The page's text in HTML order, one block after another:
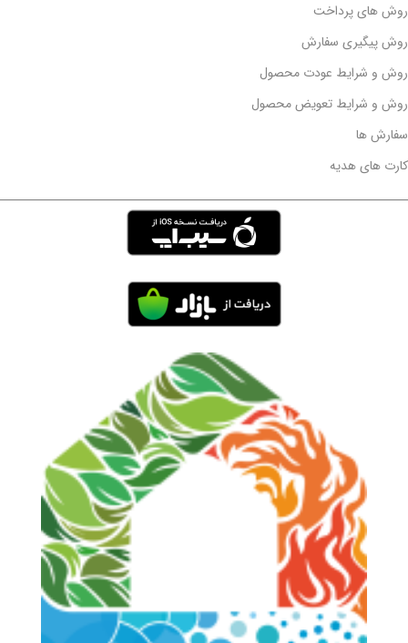
روش های پرداخت
روش پیگیری سفارش
روش و شرایط عودت محصول
روش و شرایط تعویض محصول
سفارش ها
کارت های هدیه